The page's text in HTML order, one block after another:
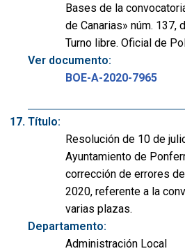
Bases de la
de Canarias» núm. 137,
Turno libre. Oficial de
Ver documento:
BOE-A-2020-7965
Título:
Resolución de 10 de
Ayuntamiento de
corrección de errores
2020, referente a la
varias plazas.
Departamento:
Administración Local